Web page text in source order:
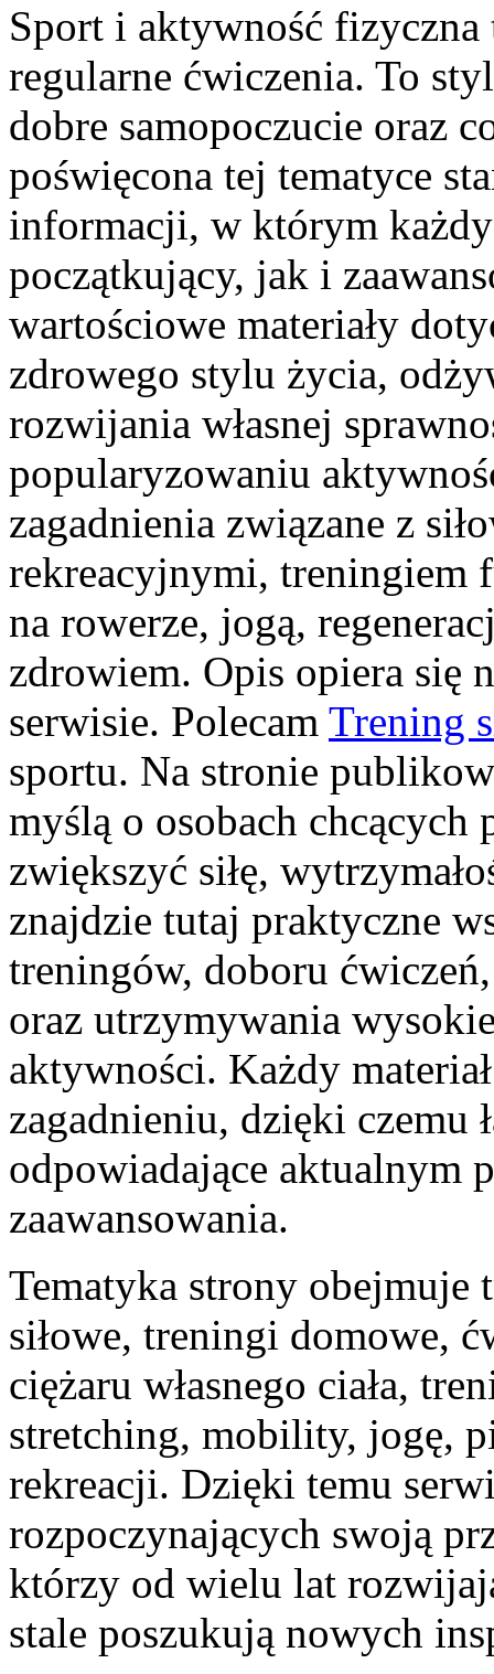
Sport i aktywność
regularne ćwiczenia. To
dobre samopoczucie oraz
poświęcona tej tematyce
informacji, w którym
początkujący, jak i
wartościowe materiały
zdrowego stylu życia,
rozwijania własnej
popularyzowaniu
zagadnienia związane z
rekreacyjnymi, treningiem
na rowerze, jogą,
zdrowiem. Opis opiera się
serwisie. Polecam Trening
sportu. Na stronie
myślą o osobach
zwiększyć siłę,
znajdzie tutaj praktyczne
treningów, doboru
oraz utrzymywania
aktywności. Każdy
zagadnieniu, dzięki czemu
odpowiadające aktualnym
zaawansowania.
Tematyka strony
siłowe, treningi domowe,
ciężaru własnego ciała,
stretching, mobility, jogę,
rekreacji. Dzięki temu
rozpoczynających swoją
którzy od wielu lat
stale poszukują nowych